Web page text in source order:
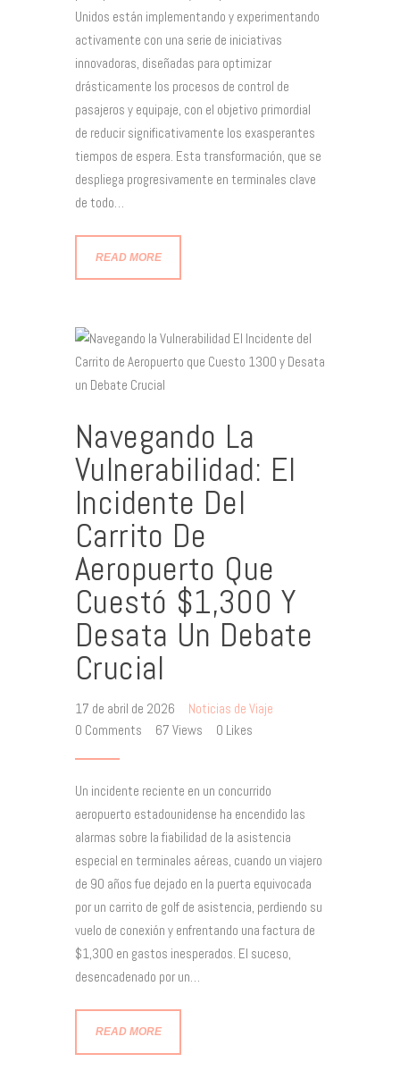
Unidos están implementando y experimentando
activamente con una serie de iniciativas
innovadoras, diseñadas para optimizar
drásticamente los procesos de control de
pasajeros y equipaje, con el objetivo primordial
de reducir significativamente los exasperantes
tiempos de espera. Esta transformación, que se
despliega progresivamente en terminales clave
de todo…
READ MORE
Navegando La
Vulnerabilidad: El
Incidente Del
Carrito De
Aeropuerto Que
Cuestó $1,300 Y
Desata Un Debate
Crucial
17 de abril de 2026
Noticias de Viaje
0 Comments 67 Views 0 Likes
Un incidente reciente en un concurrido
aeropuerto estadounidense ha encendido las
alarmas sobre la fiabilidad de la asistencia
especial en terminales aéreas, cuando un viajero
de 90 años fue dejado en la puerta equivocada
por un carrito de golf de asistencia, perdiendo su
vuelo de conexión y enfrentando una factura de
$1,300 en gastos inesperados. El suceso,
desencadenado por un…
READ MORE